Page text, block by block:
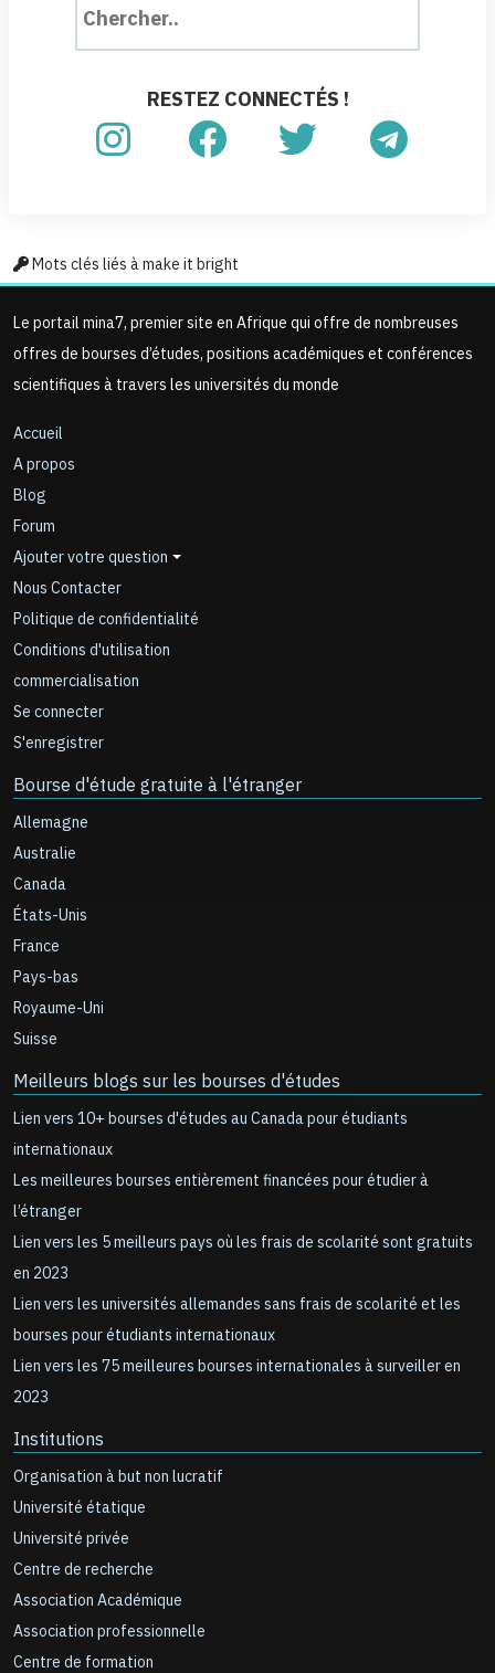
RESTEZ CONNECTÉS !
Mots clés liés à make it bright
Le portail mina7, premier site en Afrique qui offre de nombreuses
offres de bourses d’études, positions académiques et conférences
scientifiques à travers les universités du monde
Accueil
A propos
Blog
Forum
Ajouter votre question
Nous Contacter
Politique de confidentialité
Conditions d'utilisation
commercialisation
Se connecter
S'enregistrer
Bourse d'étude gratuite à l'étranger
Allemagne
Australie
Canada
États-Unis
France
Pays-bas
Royaume-Uni
Suisse
Meilleurs blogs sur les bourses d'études
Lien vers 10+ bourses d'études au Canada pour étudiants
internationaux
Les meilleures bourses entièrement financées pour étudier à
l’étranger
Lien vers les 5 meilleurs pays où les frais de scolarité sont gratuits
en 2023
Lien vers les universités allemandes sans frais de scolarité et les
bourses pour étudiants internationaux
Lien vers les 75 meilleures bourses internationales à surveiller en
2023
Institutions
Organisation à but non lucratif
Université étatique
Université privée
Centre de recherche
Association Académique
Association professionnelle
Centre de formation